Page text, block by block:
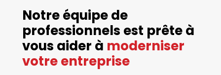
Notre équipe de
professionnels est prête à
vous aider à moderniser
votre entreprise